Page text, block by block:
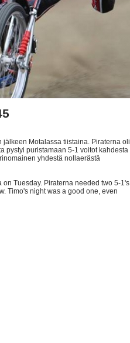
Motalassa tiistaina. Piraterna oli
pystyi puristamaan 5-1 voitot kahdesta
yhdestä nollaerästä
Tuesday. Piraterna needed two 5-1's
Timo's night was a good one, even